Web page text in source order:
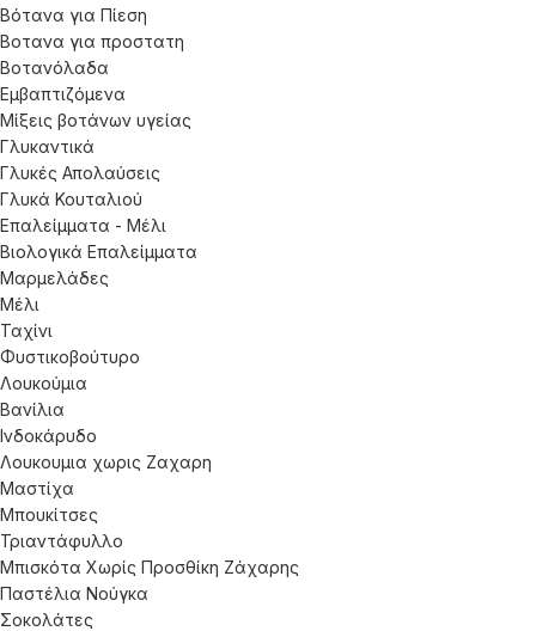
Βότανα για Πίεση
Βοτανα για προστατη
Βοτανόλαδα
Εμβαπτιζόμενα
Μίξεις βοτάνων υγείας
Γλυκαντικά
Γλυκές Απολαύσεις
Γλυκά Κουταλιού
Επαλείμματα - Μέλι
Βιολογικά Επαλείμματα
Μαρμελάδες
Μέλι
Ταχίνι
Φυστικοβούτυρο
Λουκούμια
Βανίλια
Ινδοκάρυδο
Λουκουμια χωρις Ζαχαρη
Μαστίχα
Μπουκίτσες
Τριαντάφυλλο
Μπισκότα Χωρίς Προσθίκη Ζάχαρης
Παστέλια Νούγκα
Σοκολάτες